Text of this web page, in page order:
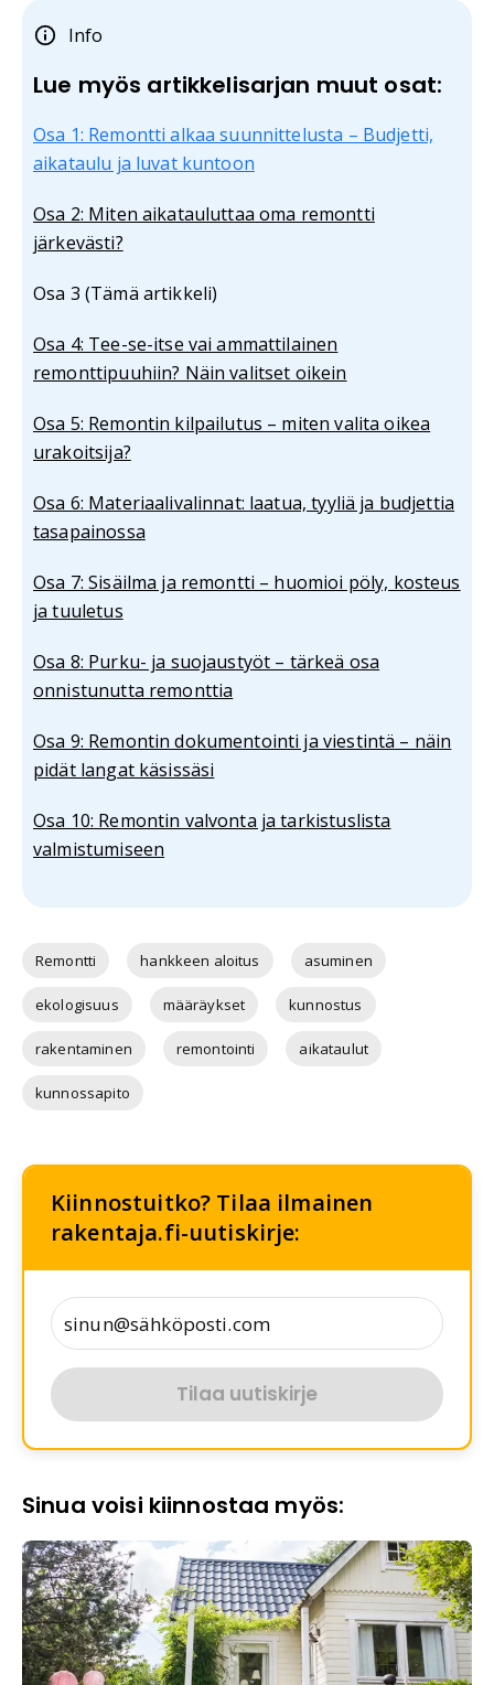
Info
Lue myös artikkelisarjan muut osat:
Osa 1: Remontti alkaa suunnittelusta – Budjetti,
aikataulu ja luvat kuntoon
Osa 2: Miten aikatauluttaa oma remontti
järkevästi?
Osa 3 (Tämä artikkeli)
Osa 4: Tee-se-itse vai ammattilainen
remonttipuuhiin? Näin valitset oikein
Osa 5: Remontin kilpailutus – miten valita oikea
urakoitsija?
Osa 6: Materiaalivalinnat: laatua, tyyliä ja budjettia
tasapainossa
Osa 7: Sisäilma ja remontti – huomioi pöly, kosteus
ja tuuletus
Osa 8: Purku- ja suojaustyöt – tärkeä osa
onnistunutta remonttia
Osa 9: Remontin dokumentointi ja viestintä – näin
pidät langat käsissäsi
Osa 10: Remontin valvonta ja tarkistuslista
valmistumiseen
Remontti hankkeen aloitus asuminen
ekologisuus määräykset kunnostus
rakentaminen remontointi aikataulut
kunnossapito
Kiinnostuitko? Tilaa ilmainen
rakentaja.fi-uutiskirje:
Tilaa uutiskirje
Sinua voisi kiinnostaa myös: